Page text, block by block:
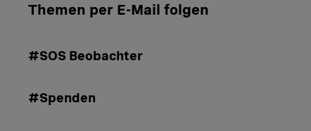
Themen per E-Mail folgen
#SOS Beobachter
#Spenden